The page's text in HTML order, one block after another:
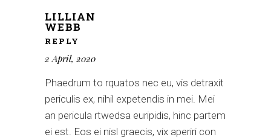
LILLIAN
WEBB
REPLY
2 April, 2020
Phaedrum to rquatos nec eu, vis detraxit
periculis ex, nihil expetendis in mei. Mei
an pericula rtwedsa euripidis, hinc partem
ei est. Eos ei nisl graecis, vix aperiri con